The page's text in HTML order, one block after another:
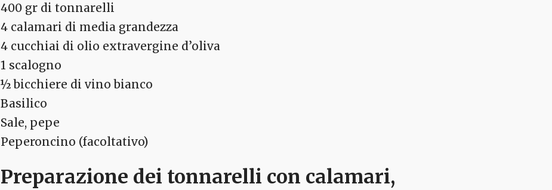
400 gr di tonnarelli
4 calamari di media grandezza
4 cucchiai di olio extravergine d’oliva
1 scalogno
½ bicchiere di vino bianco
Basilico
Sale, pepe
Peperoncino (facoltativo)
Preparazione dei tonnarelli con calamari,